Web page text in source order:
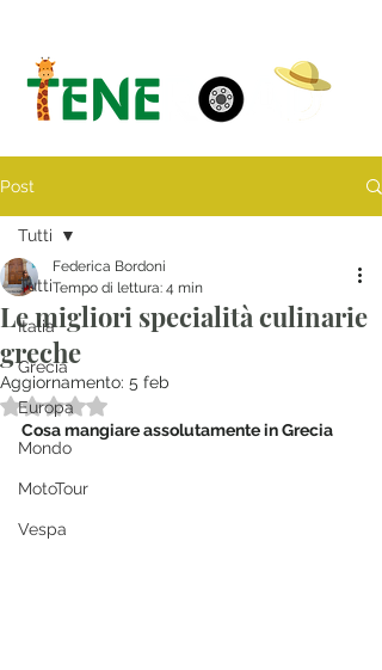
Post
Tutti
Italia
Grecia
Europa
Mondo
MotoTour
Vespa
Tutti
Le migliori specialità culinarie
greche
Federica Bordoni
Tempo di lettura: 4 min
Aggiornamento: 5 feb
Valutazione NaN stelle su 5.
Cosa mangiare assolutamente in Grecia